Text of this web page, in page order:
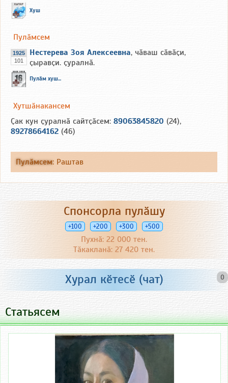
Хуш
Пулӑмсем
1925
101
Нестерева Зоя Алексеевна, чӑваш сӑвӑҫи,
ҫыравҫи. ҫуралнӑ.
Пулӑм хуш...
Хутшӑнакансем
Ҫак кун ҫуралнӑ сайтҫӑсем: 89063845820 (24),
89278664162 (46)
Пулӑмсем: Раштав
Спонсорла пулӑшу
+100 +200 +300 +500
Пухнӑ: 22 000 тен.
Тӑкакланӑ: 27 420 тен.
0
Хурал кӗтесӗ (чат)
Статьясем